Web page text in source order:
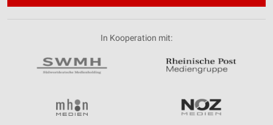
In Kooperation mit: